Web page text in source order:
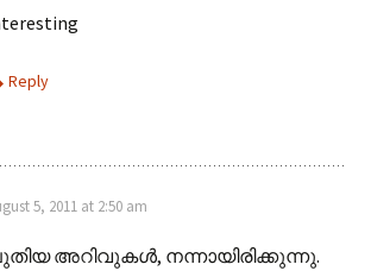
Reply
5, 2011 at 2:50 am
അറിവുകൾ, നന്നായിരിക്കുന്നു.